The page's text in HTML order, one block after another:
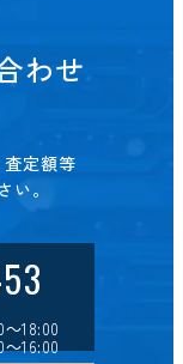
わせ
定額等
。
18:00
16:00